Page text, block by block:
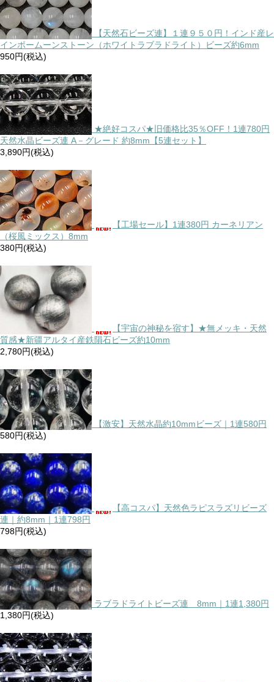
【天然石ビーズ連】１連９５０円！インド産レ
インボームーンストーン（ホワイトラブラドライト）ビーズ約6mm
950円(税込)
★絶好コスパ★旧価格比35％OFF！1連780円
天然水晶ビーズ連 A－グレード 約8mm【5連セット】
3,890円(税込)
【工場セール】1連380円 カーネリアン
（桜風ミックス）8mm
380円(税込)
【宇宙の神秘を宿す】★無メッキ・天然
質感★新疆アルタイ産鉄隕石ビーズ約10mm
2,780円(税込)
【激安】天然水晶約10mmビーズ｜1連580円
580円(税込)
【高コスパ】天然色ラピスラズリビーズ
連｜約8mm｜1連798円
798円(税込)
ラブラドライトビーズ連 8mm｜1連1,380円
1,380円(税込)